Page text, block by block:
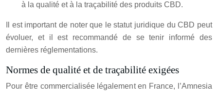
à la qualité et à la traçabilité des produits CBD.
Il est important de noter que le statut juridique du CBD peut
évoluer, et il est recommandé de se tenir informé des
dernières réglementations.
Normes de qualité et de traçabilité exigées
Pour être commercialisée légalement en France, l’Amnesia